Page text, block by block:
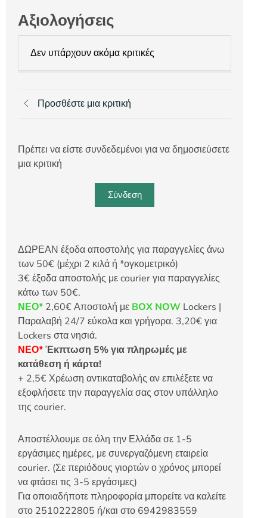
Αξιολογήσεις
Δεν υπάρχουν ακόμα κριτικές
Προσθέστε μια κριτική
Πρέπει να είστε συνδεδεμένοι για να δημοσιεύσετε
μια κριτική
Σύνδεση
ΔΩΡΕΑΝ έξοδα αποστολής για παραγγελίες άνω
των 50€ (μέχρι 2 κιλά ή *ογκομετρικό)
3€ έξοδα αποστολής με courier για παραγγελίες
κάτω των 50€.
ΝΕΟ* 2,60€ Αποστολή με BOX NOW Lockers |
Παραλαβή 24/7 εύκολα και γρήγορα. 3,20€ για
Lockers στα νησιά.
ΝΕΟ*Έκπτωση 5% για πληρωμές με
κατάθεση ή κάρτα!
+ 2,5€ Χρέωση αντικαταβολής αν επιλέξετε να
εξοφλήσετε την παραγγελία σας στον υπάλληλο
της courier.
Αποστέλλουμε σε όλη την Ελλάδα σε 1-5
εργάσιμες ημέρες, με συνεργαζόμενη εταιρεία
courier. (Σε περιόδους γιορτών ο χρόνος μπορεί
να φτάσει τις 3-5 εργάσιμες)
Για οποιαδήποτε πληροφορία μπορείτε να καλείτε
στο 2510222805 ή/και στο 6942983559